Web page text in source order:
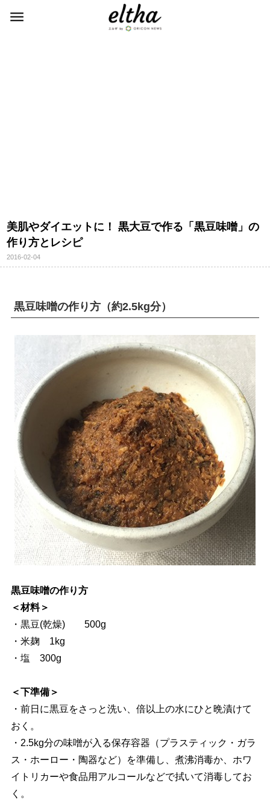
美肌やダイエットに！ 黒大豆で作る「黒豆味噌」の
作り方とレシピ
2016-02-04
黒豆味噌の作り方（約2.5kg分）
黒豆味噌の作り方
＜材料＞
・黒豆(乾燥) 500g
・米麹 1kg
・塩 300g
＜下準備＞
・前日に黒豆をさっと洗い、倍以上の水にひと晩漬けて
おく。
・2.5kg分の味噌が入る保存容器（プラスティック・ガラ
ス・ホーロー・陶器など）を準備し、煮沸消毒か、ホワ
イトリカーや食品用アルコールなどで拭いて消毒してお
く。